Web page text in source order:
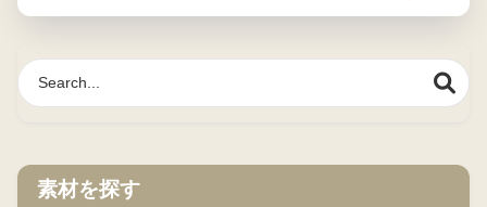
素材を探す